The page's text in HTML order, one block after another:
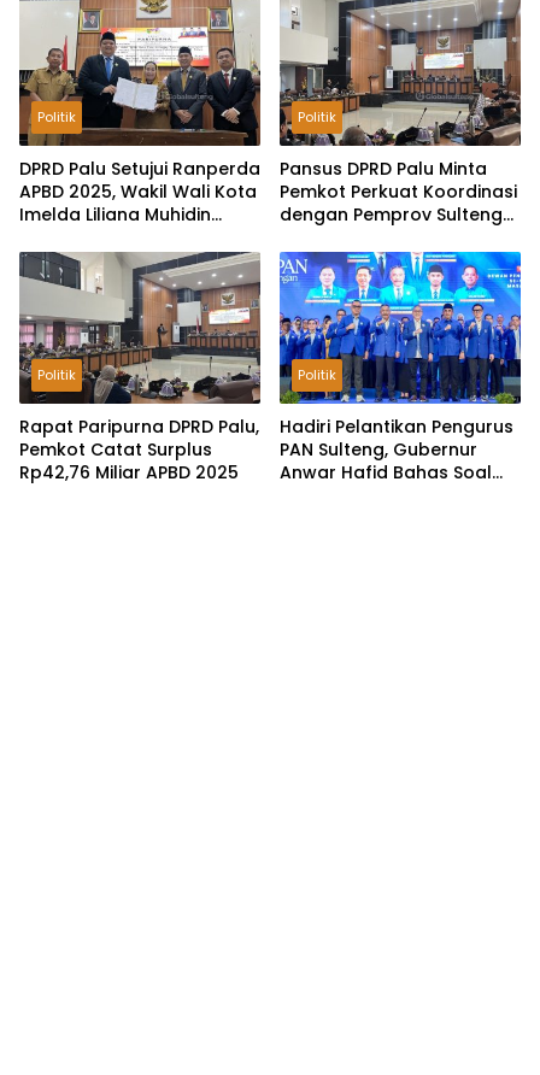
Politik
DPRD Palu Setujui Ranperda
APBD 2025, Wakil Wali Kota
Imelda Liliana Muhidin
Keuangan Terus Dibenahi
Politik
Pansus DPRD Palu Minta
Pemkot Perkuat Koordinasi
dengan Pemprov Sulteng
Pemungutan Pajak
Tambang
Politik
Rapat Paripurna DPRD Palu,
Pemkot Catat Surplus
Rp42,76 Miliar APBD 2025
Politik
Hadiri Pelantikan Pengurus
PAN Sulteng, Gubernur
Anwar Hafid Bahas Soal